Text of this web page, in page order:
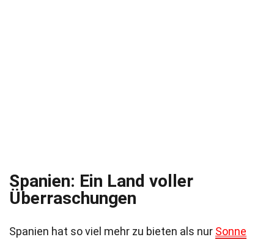
Spanien: Ein Land voller
Überraschungen
Spanien hat so viel mehr zu bieten als nur Sonne